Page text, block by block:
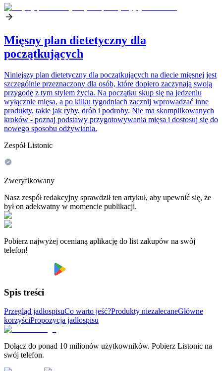
Mięsny plan dietetyczny dla
początkujących
Niniejszy plan dietetyczny dla początkujących na diecie mięsnej jest
szczególnie przeznaczony dla osób, które dopiero zaczynają swoją
przygodę z tym stylem życia. Na początku skup się na jedzeniu
wyłącznie mięsa, a po kilku tygodniach zacznij wprowadzać inne
produkty, takie jak ryby, drób i podroby. Nie ma skomplikowanych
kroków - poznaj podstawy przygotowywania mięsa i dostosuj się do
nowego sposobu odżywiania.
Zespół Listonic
Zweryfikowany
Nasz zespół redakcyjny sprawdził ten artykuł, aby upewnić się, że
był on adekwatny w momencie publikacji.
Pobierz najwyżej ocenianą aplikację do list zakupów na swój
telefon!
Spis treści
Przegląd jadłospisuCo warto jeść?Produkty niezalecaneGłówne
korzyściPropozycja jadłospisu
Dołącz do ponad 10 milionów użytkowników. Pobierz Listonic na
swój telefon.